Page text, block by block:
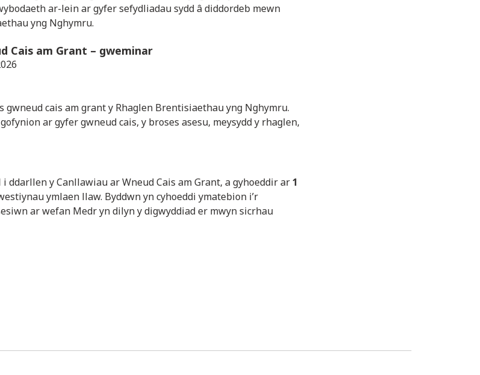
ar-lein ar gyfer sefydliadau sydd â diddordeb mewn
yng Nghymru.
Cais am Grant – gweminar
gwneud cais am grant y Rhaglen Brentisiaethau yng Nghymru.
ar gyfer gwneud cais, y broses asesu, meysydd y rhaglen,
ddarllen y Canllawiau ar Wneud Cais am Grant, a gyhoeddir ar 1
ymlaen llaw. Byddwn yn cyhoeddi ymatebion i’r
ar wefan Medr yn dilyn y digwyddiad er mwyn sicrhau